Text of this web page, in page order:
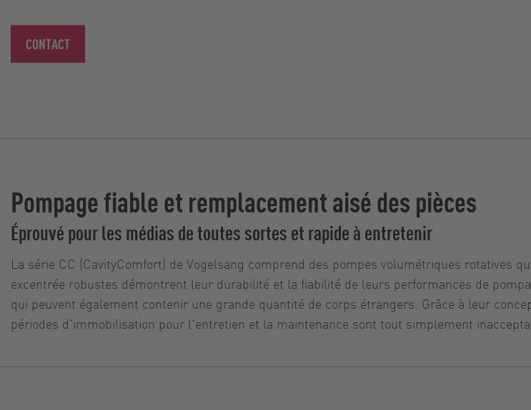
CONTACT
Pompage fiable et remplacement aisé des pièces
Éprouvé pour les médias de toutes sortes et rapide à entretenir
La série CC (CavityComfort) de Vogelsang comprend des pompes volumétriques rotatives
excentrée robustes démontrent leur durabilité et la fiabilité de leurs performances de
qui peuvent également contenir une grande quantité de corps étrangers. Grâce à leur
périodes d'immobilisation pour l'entretien et la maintenance sont tout simplement